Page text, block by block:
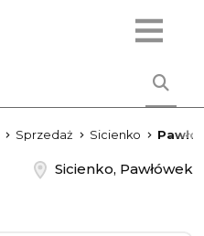
Sprzedaż Sicienko
Sicienko, Pawłówek